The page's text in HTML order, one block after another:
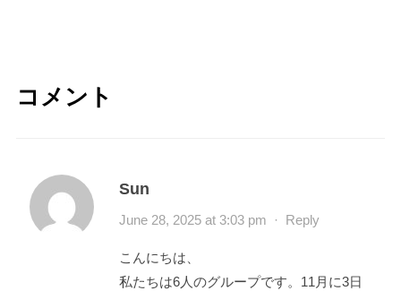
コメント
Sun
June 28, 2025 at 3:03 pm · Reply
こんにちは、
私たちは6人のグループです。11月に3日